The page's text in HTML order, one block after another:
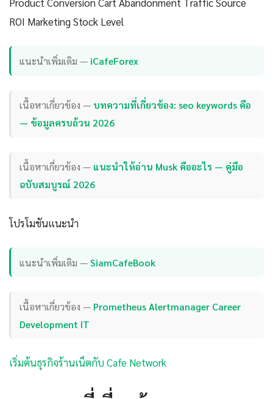
ROI Marketing Stock Level
แนะนำเพิ่มเติม — iCafeForex
เนื้อหาเกี่ยวข้อง — บทความที่เกี่ยวข้อง: seo keywords คือ
— ข้อมูลครบถ้วน 2026
เนื้อหาเกี่ยวข้อง — แนะนำให้อ่าน Musk คืออะไร — คู่มือ
ฉบับสมบูรณ์ 2026
โปรโมชันแนะนำ
แนะนำเพิ่มเติม —SiamCafeBook
เนื้อหาเกี่ยวข้อง — Prometheus Alertmanager Career
Development IT
เริ่มต้นธุรกิจร้านเน็ตกับ Cafe Network